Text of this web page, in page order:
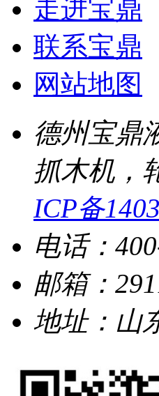
走进宝鼎
联系宝鼎
网站地图
德州宝鼎
抓木机，
ICP备
电话：
邮箱：
地址：山